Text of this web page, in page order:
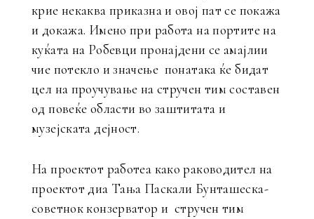
крие некаква приказна и овој пат се покажа
и докажа. Имено при работа на портите на
куќата на Робевци пронајдени се амајлии
чие потекло и значење понатака ќе бидат
цел на проучување на стручен тим составен
од повеќе области во заштитата и
музејската дејност.
На проектот работеа како раководител на
проектот диа Тања Паскали Бунташеска-
советнок конзерватор и стручен тим